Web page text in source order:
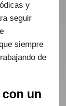
y
seguir
siempre
de
un